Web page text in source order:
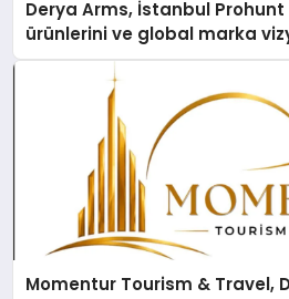
Derya Arms, İstanbul Prohunt
ürünlerini ve global marka
Momentur Tourism & Travel,